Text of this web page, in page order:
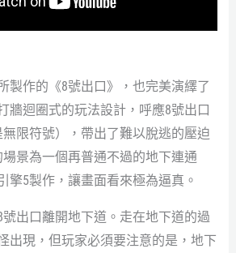
製作的《8號出口》，也完美演繹了
牆迴圈式的玩法設計，呼應8號出口
限符號），帶出了難以脫逃的壓迫
景為一個再普通不過的地下連通
擎5製作，讓畫面看來極為逼真。
出口離開地下道。走在地下道的過
出現，但玩家必須要注意的是，地下